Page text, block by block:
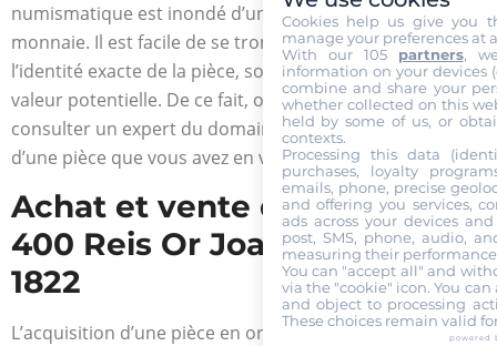
numismatique est inondé d’une multitude de types de
monnaie. Il est facile de se tromper, que ce soit sur
l’identité exacte de la pièce, son authenticité ou sa
valeur potentielle. De ce fait, on vous recommande de
consulter un expert du domaine pour estimer la valeur
d’une pièce que vous avez en votre possession.
Achat et vente d’une pièce 6
400 Reis Or Joao VI de 1818 à
1822
L’acquisition d’une pièce en or comme la pièce 6 400
Cookies help us give you
manage your preferences at
With our 105 partners,
information on your devices
combine and share your
whether collected on this
held by some of us, or
contexts.
Processing this data
purchases, loyalty
emails, phone, precise
and offering you services,
ads across your devices
post, SMS, phone, audio,
measuring their
You can "accept all" and
via the "cookie" icon. You
and object to processing
These choices remain valid
powered